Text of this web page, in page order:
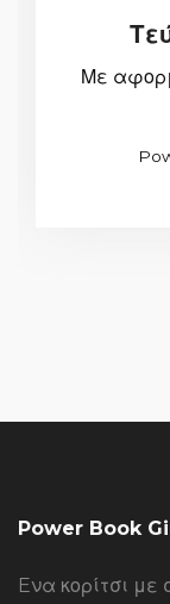
Με
Power Book
Eνα κορίτσι